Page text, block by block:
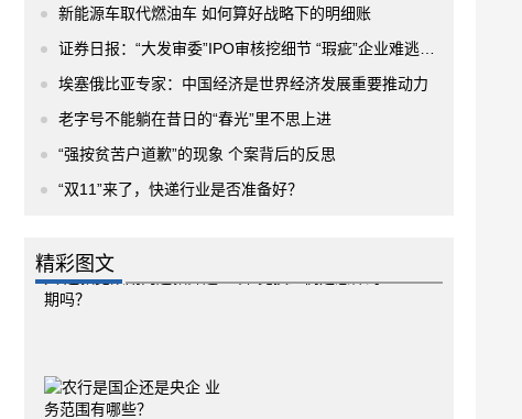
新能源车取代燃油车 如何算好战略下的明细账
证券日报：“大发审委”IPO审核挖细节 “瑕疵”企业难逃法眼
埃塞俄比亚专家：中国经济是世界经济发展重要推动力
老字号不能躺在昔日的“春光”里不思上进
“强按贫苦户道歉”的现象 个案背后的反思
“双11”来了，快递行业是否准备好？
精彩图文